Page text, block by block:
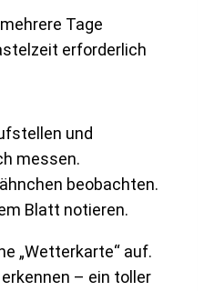
Tage
erforderlich
und
messen.
beobachten.
Blatt notieren.
„Wetterkarte“ auf.
– ein toller